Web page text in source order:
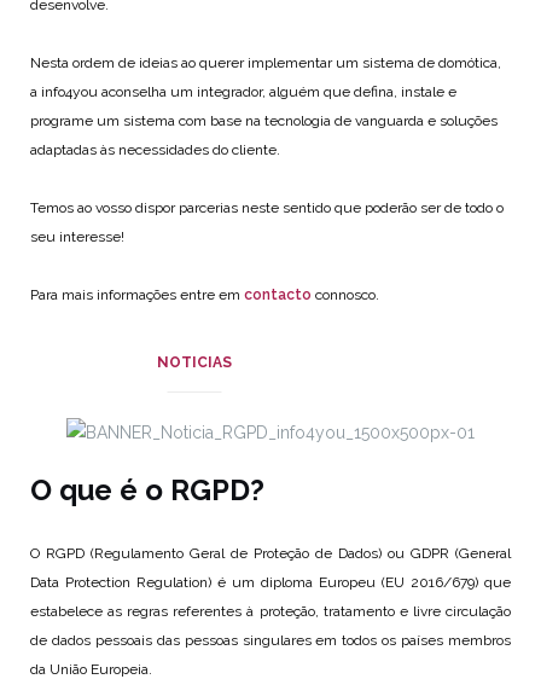
desenvolve.
Nesta ordem de ideias ao querer implementar um sistema de domótica,
a info4you aconselha um integrador, alguém que defina, instale e
programe um sistema com base na tecnologia de vanguarda e soluções
adaptadas às necessidades do cliente.
Temos ao vosso dispor parcerias neste sentido que poderão ser de todo o
seu interesse!
Para mais informações entre em contacto connosco.
NOTICIAS
O que é o RGPD?
O RGPD (Regulamento Geral de Proteção de Dados) ou GDPR (General
Data Protection Regulation) é um diploma Europeu (EU 2016/679) que
estabelece as regras referentes à proteção, tratamento e livre circulação
de dados pessoais das pessoas singulares em todos os países membros
da União Europeia.